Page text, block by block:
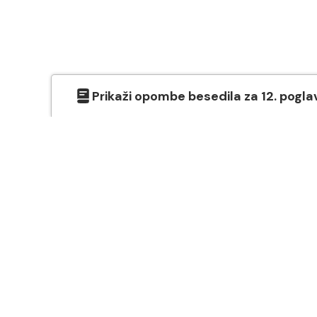
Prikaži opombe besedila za 12.